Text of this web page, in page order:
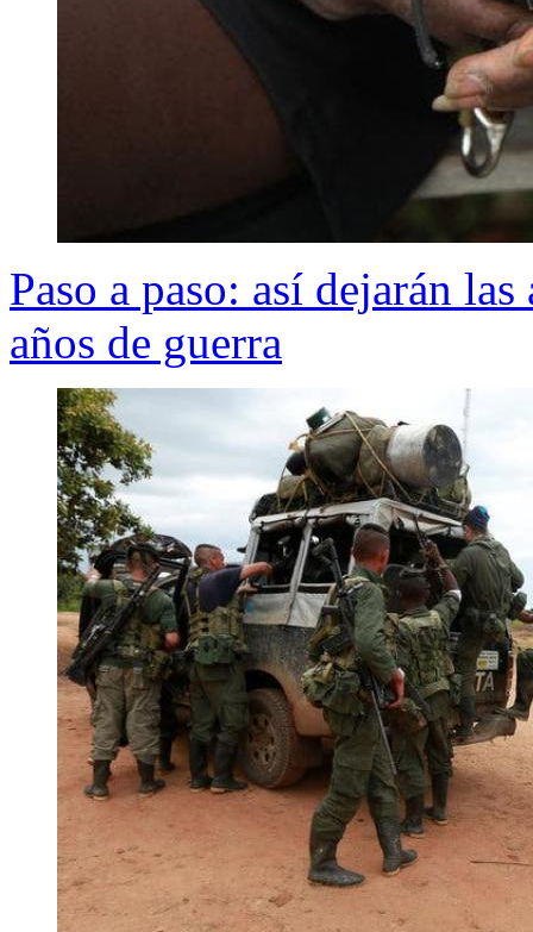
Paso a paso: así dejarán
años de guerra